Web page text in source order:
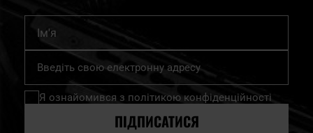
Підпишіться
нашу
розсилку
Я ознайомився з політикою конфіденційності
ПІДПИСАТИСЯ